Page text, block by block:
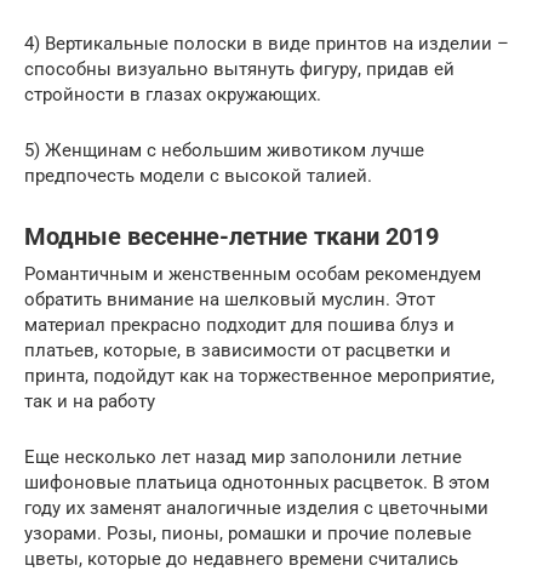
4) Вертикальные полоски в виде принтов на изделии –
способны визуально вытянуть фигуру, придав ей
стройности в глазах окружающих.
5) Женщинам с небольшим животиком лучше
предпочесть модели с высокой талией.
Модные весенне-летние ткани 2019
Романтичным и женственным особам рекомендуем
обратить внимание на шелковый муслин. Этот
материал прекрасно подходит для пошива блуз и
платьев, которые, в зависимости от расцветки и
принта, подойдут как на торжественное мероприятие,
так и на работу
Еще несколько лет назад мир заполонили летние
шифоновые платьица однотонных расцветок. В этом
году их заменят аналогичные изделия с цветочными
узорами. Розы, пионы, ромашки и прочие полевые
цветы, которые до недавнего времени считались